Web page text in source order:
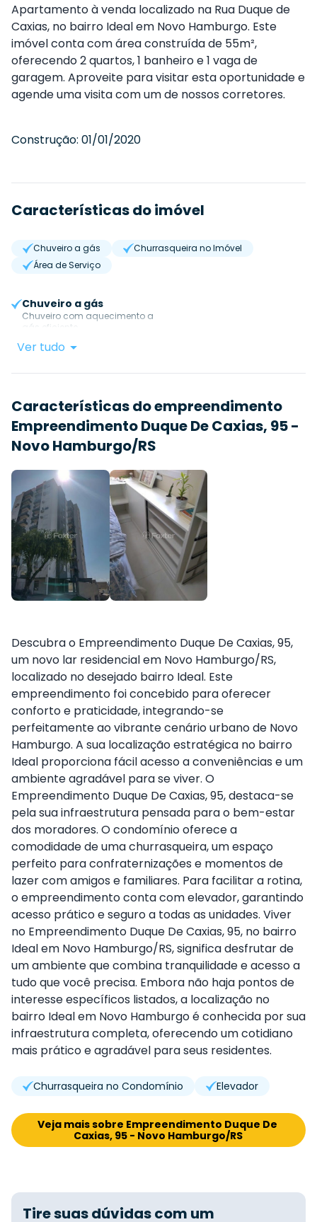
Apartamento à venda localizado na Rua Duque de
Caxias, no bairro Ideal em Novo Hamburgo. Este
imóvel conta com área construída de 55m²,
oferecendo 2 quartos, 1 banheiro e 1 vaga de
garagem. Aproveite para visitar esta oportunidade e
agende uma visita com um de nossos corretores.
Construção: 01/01/2020
Características do imóvel
Chuveiro a gás
Churrasqueira no Imóvel
Área de Serviço
Chuveiro a gás
Chuveiro com aquecimento a
gás eficiente.
Ver tudo
Características do empreendimento
Empreendimento Duque De Caxias, 95 -
Novo Hamburgo/RS
Descubra o Empreendimento Duque De Caxias, 95,
um novo lar residencial em Novo Hamburgo/RS,
localizado no desejado bairro Ideal. Este
empreendimento foi concebido para oferecer
conforto e praticidade, integrando-se
perfeitamente ao vibrante cenário urbano de Novo
Hamburgo. A sua localização estratégica no bairro
Ideal proporciona fácil acesso a conveniências e um
ambiente agradável para se viver. O
Empreendimento Duque De Caxias, 95, destaca-se
pela sua infraestrutura pensada para o bem-estar
dos moradores. O condomínio oferece a
comodidade de uma churrasqueira, um espaço
perfeito para confraternizações e momentos de
lazer com amigos e familiares. Para facilitar a rotina,
o empreendimento conta com elevador, garantindo
acesso prático e seguro a todas as unidades. Viver
no Empreendimento Duque De Caxias, 95, no bairro
Ideal em Novo Hamburgo/RS, significa desfrutar de
um ambiente que combina tranquilidade e acesso a
tudo que você precisa. Embora não haja pontos de
interesse específicos listados, a localização no
bairro Ideal em Novo Hamburgo é conhecida por sua
infraestrutura completa, oferecendo um cotidiano
mais prático e agradável para seus residentes.
Churrasqueira no Condomínio Elevador
Veja mais sobre Empreendimento Duque De
Caxias, 95 - Novo Hamburgo/RS
Tire suas dúvidas com um